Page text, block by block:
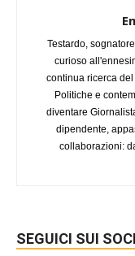
Testardo,
curioso
continua ricerca
Politiche e
diventare
dipendente,
collaborazioni:
SEGUICI SUI